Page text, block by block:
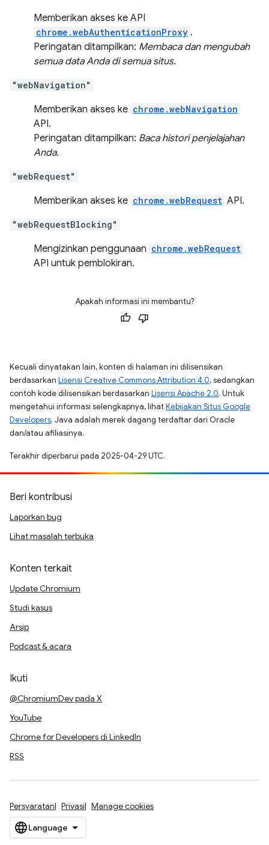
Memberikan akses ke API
chrome.webAuthenticationProxy .
Peringatan ditampilkan: Membaca dan mengubah
semua data Anda di semua situs.
"webNavigation"
Memberikan akses ke chrome.webNavigation
API.
Peringatan ditampilkan: Baca histori penjelajahan
Anda.
"webRequest"
Memberikan akses ke chrome.webRequest API.
"webRequestBlocking"
Mengizinkan penggunaan chrome.webRequest
API untuk pemblokiran.
Apakah informasi ini membantu?
Kecuali dinyatakan lain, konten di halaman ini dilisensikan
berdasarkan Lisensi Creative Commons Attribution 4.0, sedangkan
contoh kode dilisensikan berdasarkan Lisensi Apache 2.0. Untuk
mengetahui informasi selengkapnya, lihatKebijakan Situs Google
Developers. Java adalah merek dagang terdaftar dari Oracle
dan/atau afiliasinya.
Terakhir diperbarui pada 2025-04-29 UTC.
Beri kontribusi
Laporkan bug
Lihat masalah terbuka
Konten terkait
Update Chromium
Studi kasus
Arsip
Podcast & acara
Ikuti
@ChromiumDev pada X
YouTube
Chrome for Developers di LinkedIn
RSS
Persyaratan Privasi Manage cookies